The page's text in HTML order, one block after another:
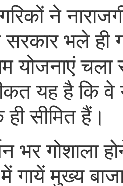
ने
भले ही
योजनाएं चला
यह है कि
सीमित हैं।
भर गोशाला
गायें मुख्य